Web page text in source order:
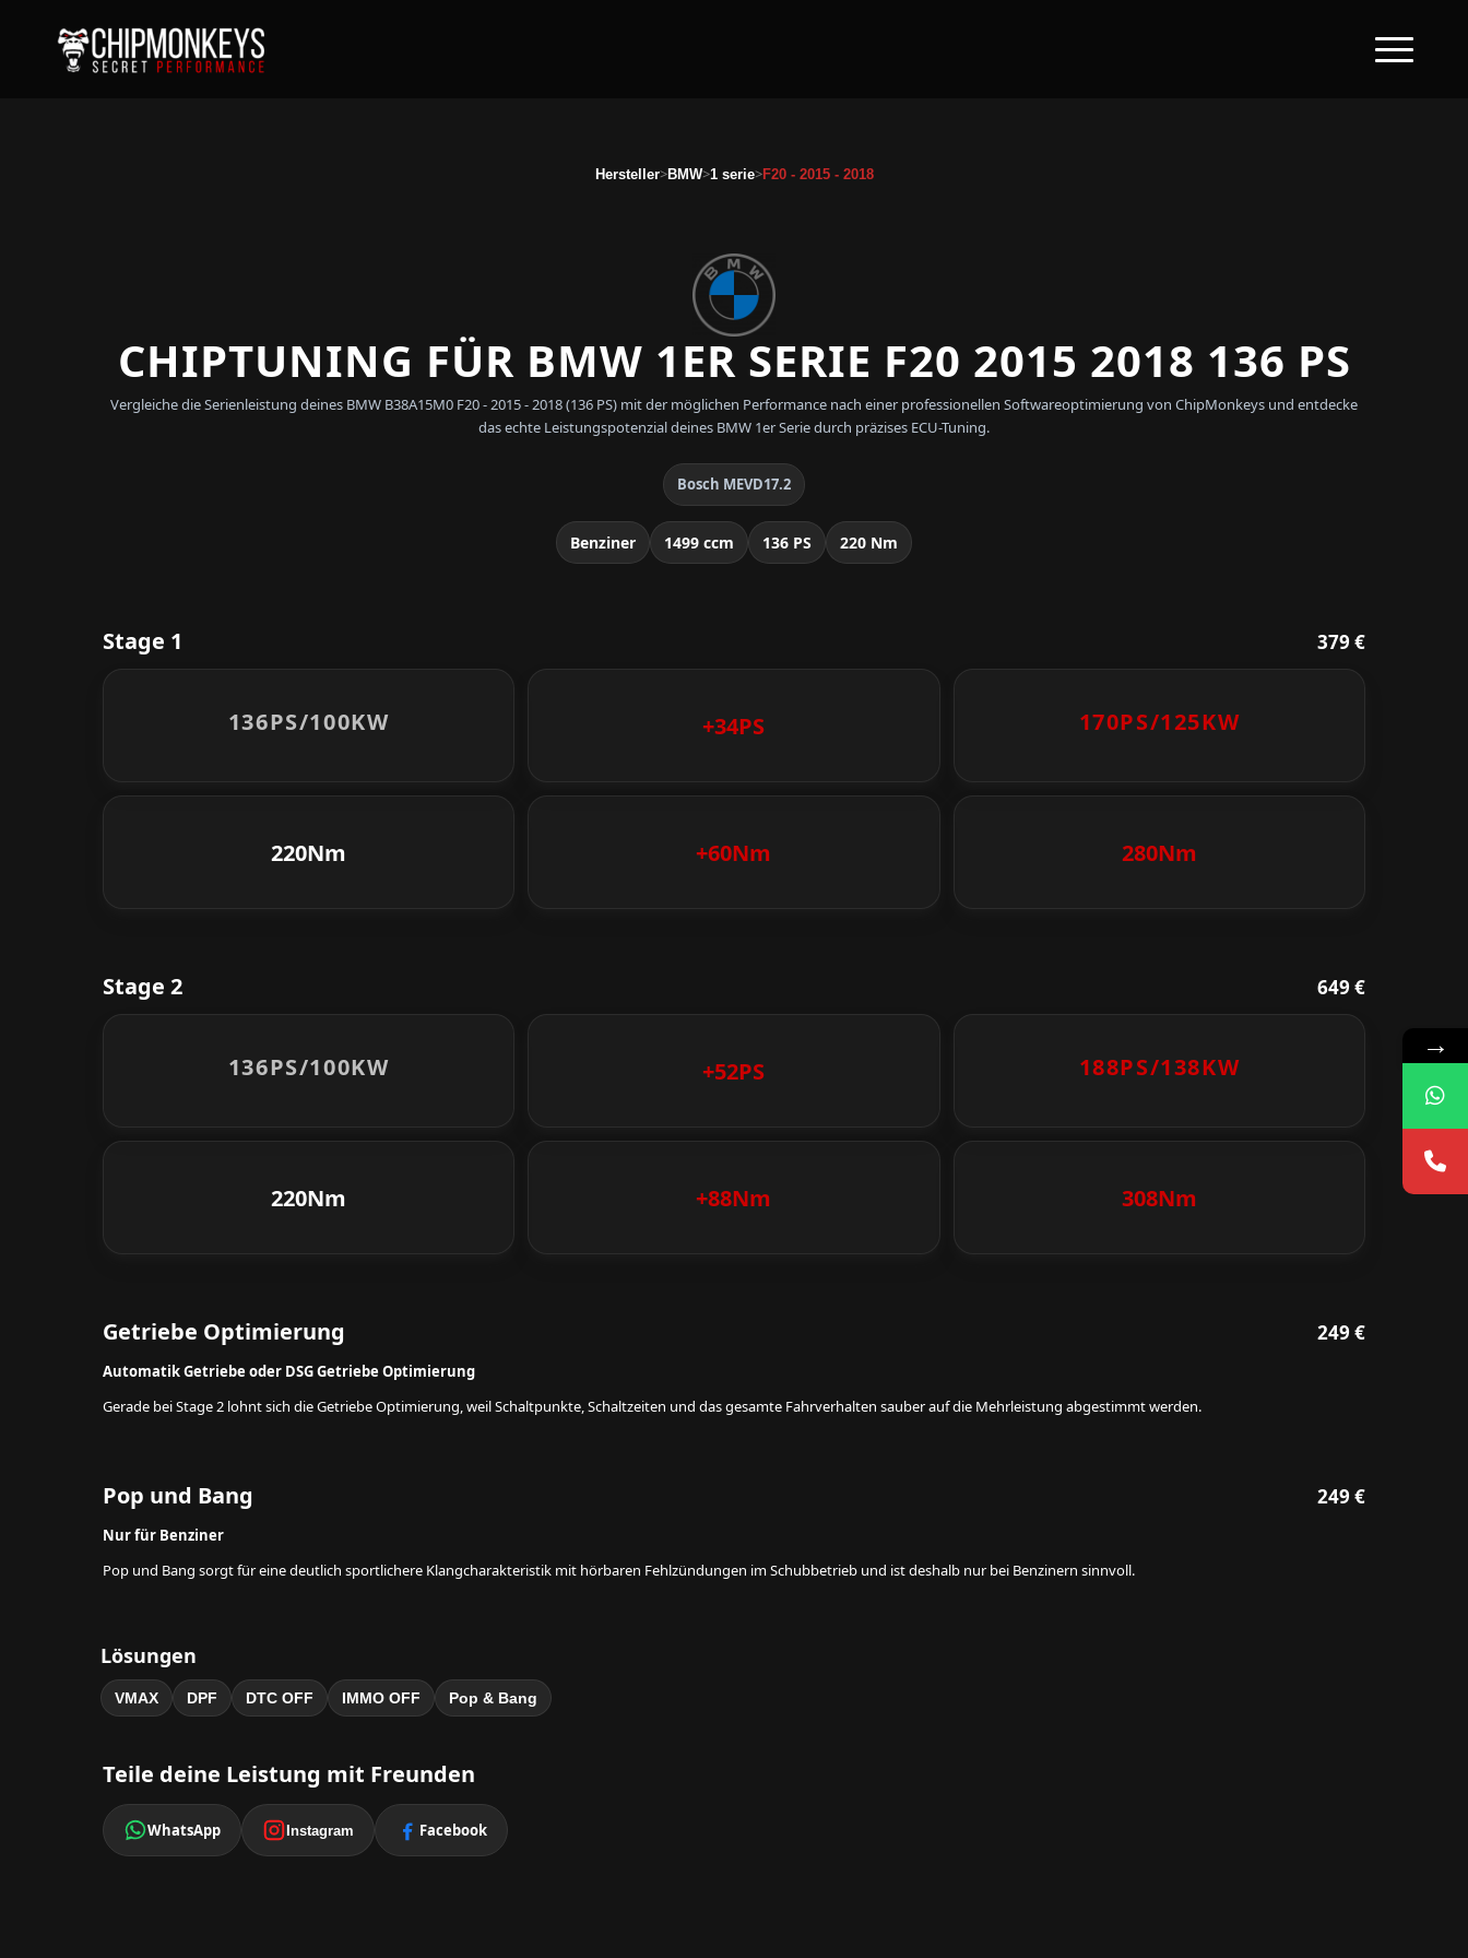
Hersteller>BMW>1 serie>F20 - 2015 - 2018
CHIPTUNING FÜR BMW 1ER SERIE F20 2015 2018 136 PS
Vergleiche die Serienleistung deines BMW B38A15M0 F20 - 2015 - 2018 (136 PS) mit der möglichen Performance nach einer professionellen Softwareoptimierung von ChipMonkeys und entdecke
das echte Leistungspotenzial deines BMW 1er Serie durch präzises ECU-Tuning.
Bosch MEVD17.2
Benziner 1499 ccm 136 PS 220 Nm
Stage 1 379 €
136PS/100KW +34PS 170PS/125KW
220Nm +60Nm 280Nm
Stage 2 649 €
136PS/100KW +52PS 188PS/138KW
220Nm +88Nm 308Nm
Getriebe Optimierung 249 €
Automatik Getriebe oder DSG Getriebe Optimierung
Gerade bei Stage 2 lohnt sich die Getriebe Optimierung, weil Schaltpunkte, Schaltzeiten und das gesamte Fahrverhalten sauber auf die Mehrleistung abgestimmt werden.
Pop und Bang 249 €
Nur für Benziner
Pop und Bang sorgt für eine deutlich sportlichere Klangcharakteristik mit hörbaren Fehlzündungen im Schubbetrieb und ist deshalb nur bei Benzinern sinnvoll.
Lösungen
VMAX DPF DTC OFF IMMO OFF Pop & Bang
Teile deine Leistung mit Freunden
WhatsApp Instagram Facebook
→